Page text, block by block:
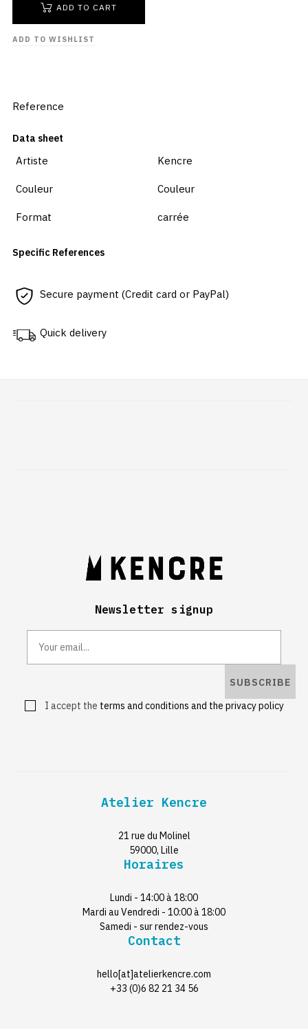
ADD TO CART
ADD TO WISHLIST
Reference
Data sheet
Artiste Kencre
Couleur Couleur
Format carrée
Specific References
Secure payment (Credit card or PayPal)
Quick delivery
Newsletter signup
SUBSCRIBE
I accept the terms and conditions and the privacy policy
Atelier Kencre
21 rue du Molinel
59000, Lille
Horaires
Lundi - 14:00 à 18:00
Mardi au Vendredi - 10:00 à 18:00
Samedi - sur rendez-vous
Contact
hello[at]atelierkencre.com
+33 (0)6 82 21 34 56